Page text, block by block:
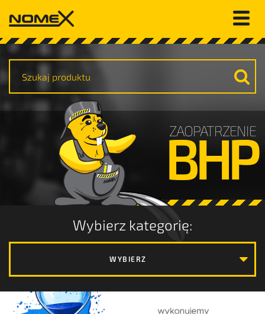
ZAOPATRZENIE
BHP
Wybierz kategorię:
WYBIERZ
OCHRONA NÓG